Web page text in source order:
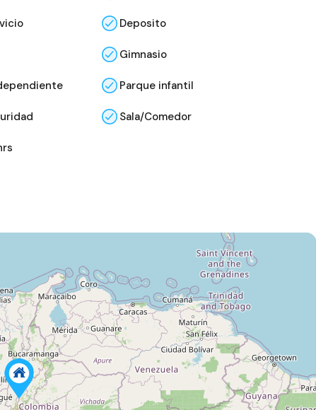
Deposito
Gimnasio
Parque infantil
Sala/Comedor